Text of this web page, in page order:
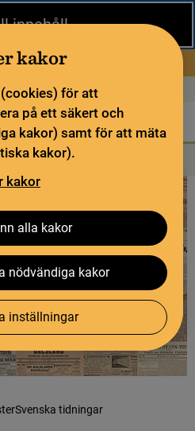
innehåll
service och särskilda
funktioner och samlingar
service i sommar
kakor
för att
på ett säkert och
kakor) samt för att mäta
kakor).
kakor
alla kakor
nödvändiga kakor
inställningar
Pliktleverans och ISBN
Svenska tidningar